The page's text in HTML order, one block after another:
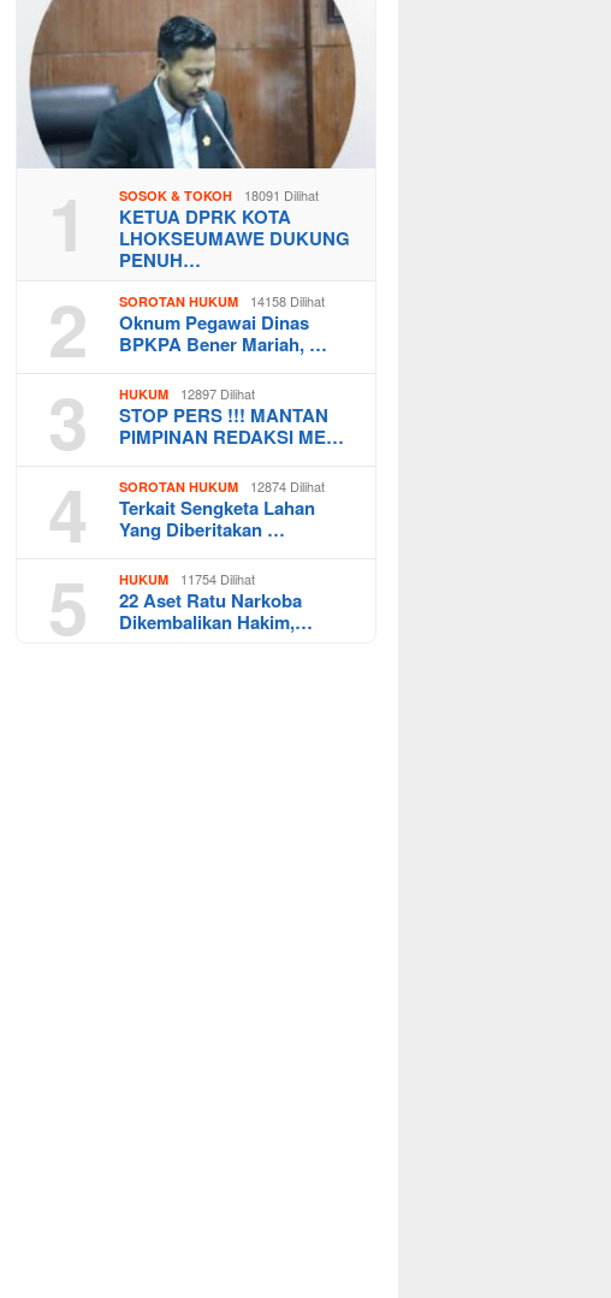
1 SOSOK & TOKOH 18091 Dilihat
KETUA DPRK KOTA
LHOKSEUMAWE DUKUNG
PENUH…
2 SOROTAN HUKUM 14158 Dilihat
Oknum Pegawai Dinas
BPKPA Bener Mariah, …
3 HUKUM 12897 Dilihat
STOP PERS !!! MANTAN
PIMPINAN REDAKSI ME…
4 SOROTAN HUKUM 12874 Dilihat
Terkait Sengketa Lahan
Yang Diberitakan …
5 HUKUM 11754 Dilihat
22 Aset Ratu Narkoba
Dikembalikan Hakim,…